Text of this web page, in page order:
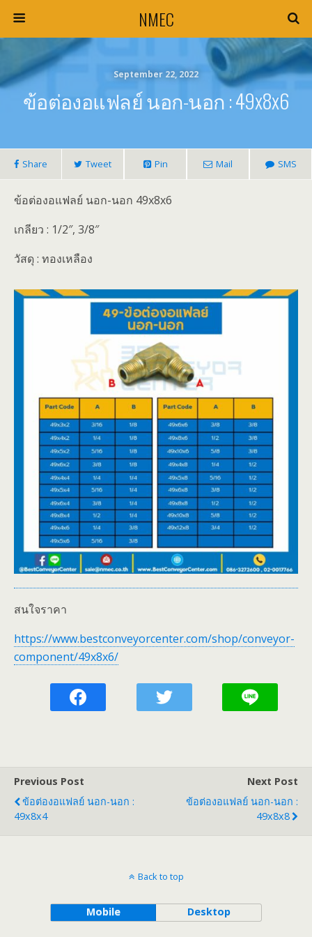
NMEC
September 22, 2022
ข้อต่องอแฟลย์ นอก-นอก : 49x8x6
Share Tweet Pin Mail SMS
ข้อต่องอแฟลย์ นอก-นอก 49x8x6
เกลียว : 1/2″, 3/8″
วัสดุ : ทองเหลือง
สนใจราคา
https://www.bestconveyorcenter.com/shop/conveyor-
component/49x8x6/
Previous Post
ข้อต่องอแฟลย์ นอก-นอก :
49x8x4
Next Post
ข้อต่องอแฟลย์ นอก-นอก :
49x8x8
Back to top
Mobile Desktop